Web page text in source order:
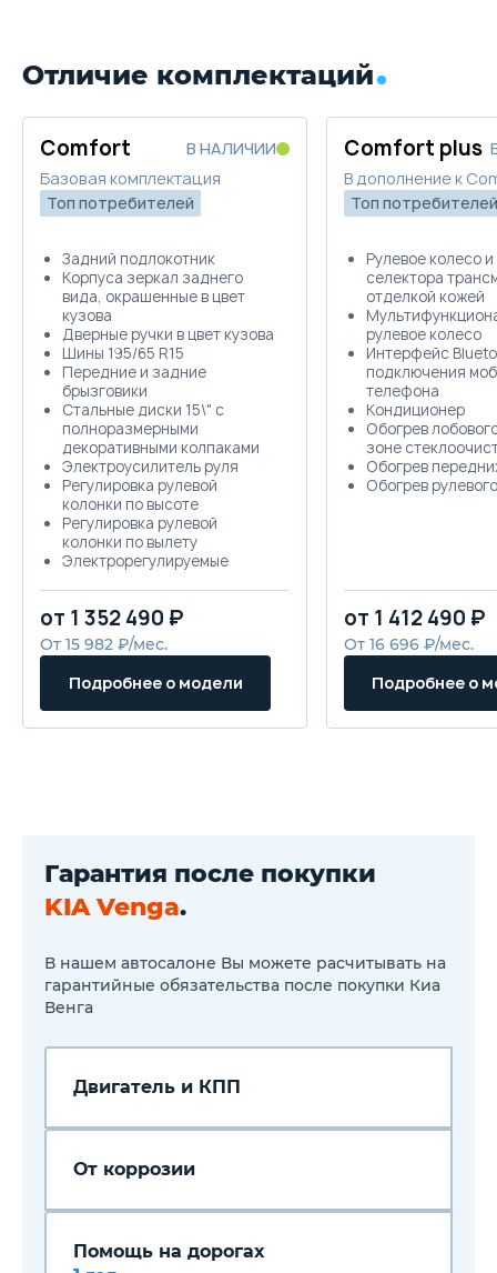
Trade-in
Отличие комплектаций
Comfort
В НАЛИЧИИ
Базовая комплектация
Топ потребителей
Задний подлокотник
Корпуса зеркал заднего
вида, окрашенные в цвет
кузова
Дверные ручки в цвет кузова
Шины 195/65 R15
Передние и задние
брызговики
Стальные диски 15\" с
полноразмерными
декоративными колпаками
Электроусилитель руля
Регулировка рулевой
колонки по высоте
Регулировка рулевой
колонки по вылету
Электрорегулируемые
Задние сидения со
спинками,
складывающимися в
соотношении 60/40
Аудиосистема с радио, CD,
MP3, USB и AUX входы
6 динамиков
Антиблокировочная система
тормозов (ABS)
Система предупреждения об
(ESS)
Система помощи при
экстренном торможении
(BAS)
от 1 352 490 ₽
От 15 982 ₽/мес.
Подробнее о модели
Comfort plus
В дополнение к
Топ потребителей
Рулевое колесо и
селектора
отделкой кожей
рулевое колесо
Интерфейс
подключения
телефона
Кондиционер
Обогрев
зоне
Обогрев
Обогрев
от 1 412 490 ₽
От 16 696 ₽/мес.
Подробнее о
Гарантия после покупки
KIA Venga.
В нашем автосалоне Вы можете расчитывать на
гарантийные обязательства после покупки Киа
Венга
Двигатель и КПП
От коррозии
Помощь на дорогах